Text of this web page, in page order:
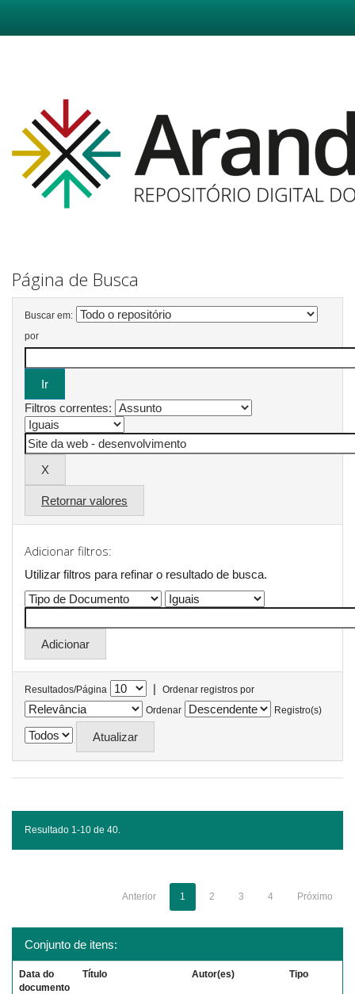
Página de Busca
Buscar em:
por
Filtros correntes:
Retornar valores
Adicionar filtros:
Utilizar filtros para refinar o resultado de busca.
Resultados/Página |
Ordenar registros por
Ordenar
Registro(s)
Resultado 1-10 de 40.
Anterior 1 2 3 4 Próximo
Conjunto de itens:
Data do
documento
Título Autor(es) Tipo